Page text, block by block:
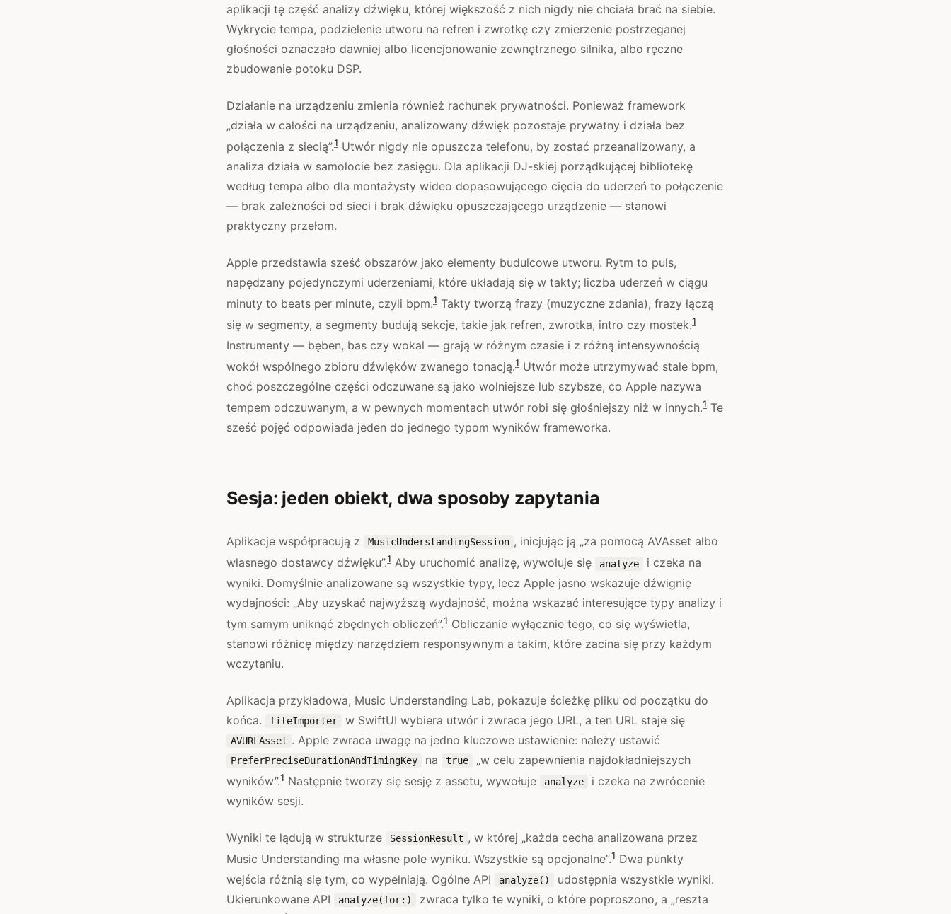
aplikacji tę część analizy dźwięku, której większość z nich nigdy nie chciała brać na siebie.
Wykrycie tempa, podzielenie utworu na refren i zwrotkę czy zmierzenie postrzeganej
głośności oznaczało dawniej albo licencjonowanie zewnętrznego silnika, albo ręczne
zbudowanie potoku DSP.
Działanie na urządzeniu zmienia również rachunek prywatności. Ponieważ framework
„działa w całości na urządzeniu, analizowany dźwięk pozostaje prywatny i działa bez
połączenia z siecią”.1 Utwór nigdy nie opuszcza telefonu, by zostać przeanalizowany, a
analiza działa w samolocie bez zasięgu. Dla aplikacji DJ-skiej porządkującej bibliotekę
według tempa albo dla montażysty wideo dopasowującego cięcia do uderzeń to połączenie
— brak zależności od sieci i brak dźwięku opuszczającego urządzenie — stanowi
praktyczny przełom.
Apple przedstawia sześć obszarów jako elementy budulcowe utworu. Rytm to puls,
napędzany pojedynczymi uderzeniami, które układają się w takty; liczba uderzeń w ciągu
minuty to beats per minute, czyli bpm.1 Takty tworzą frazy (muzyczne zdania), frazy łączą
się w segmenty, a segmenty budują sekcje, takie jak refren, zwrotka, intro czy mostek.1
Instrumenty — bęben, bas czy wokal — grają w różnym czasie i z różną intensywnością
wokół wspólnego zbioru dźwięków zwanego tonacją.1 Utwór może utrzymywać stałe bpm,
choć poszczególne części odczuwane są jako wolniejsze lub szybsze, co Apple nazywa
tempem odczuwanym, a w pewnych momentach utwór robi się głośniejszy niż w innych.1 Te
sześć pojęć odpowiada jeden do jednego typom wyników frameworka.
Sesja: jeden obiekt, dwa sposoby zapytania
Aplikacje współpracują z MusicUnderstandingSession , inicjując ją „za pomocą AVAsset albo
własnego dostawcy dźwięku”.1 Aby uruchomić analizę, wywołuje się analyze
i czeka na
wyniki. Domyślnie analizowane są wszystkie typy, lecz Apple jasno wskazuje dźwignię
wydajności: „Aby uzyskać najwyższą wydajność, można wskazać interesujące typy analizy i
tym samym uniknąć zbędnych obliczeń”.1 Obliczanie wyłącznie tego, co się wyświetla,
stanowi różnicę między narzędziem responsywnym a takim, które zacina się przy każdym
wczytaniu.
Aplikacja przykładowa, Music Understanding Lab, pokazuje ścieżkę pliku od początku do
końca.
fileImporter w SwiftUI wybiera utwór i zwraca jego URL, a ten URL staje się
AVURLAsset . Apple zwraca uwagę na jedno kluczowe ustawienie: należy ustawić
PreferPreciseDurationAndTimingKey na true
„w celu zapewnienia najdokładniejszych
wyników”.1 Następnie tworzy się sesję z assetu, wywołuje analyze
i czeka na zwrócenie
wyników sesji.
Wyniki te lądują w strukturze SessionResult , w której „każda cecha analizowana przez
Music Understanding ma własne pole wyniku. Wszystkie są opcjonalne”.1 Dwa punkty
wejścia różnią się tym, co wypełniają. Ogólne API
analyze()
udostępnia wszystkie wyniki.
Ukierunkowane API
analyze(for:)
zwraca tylko te wyniki, o które poproszono, a „reszta